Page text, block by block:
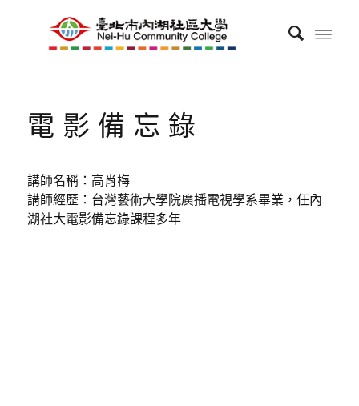
電影備忘錄
講師名稱：高肖梅
講師經歷：台灣藝術大學院廣播電視學系畢業，任內
湖社大電影備忘錄課程多年